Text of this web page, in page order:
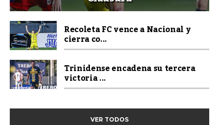
Recoleta FC vence a Nacional y
cierra co...
Trinidense encadena su tercera
victoria ...
VER TODOS